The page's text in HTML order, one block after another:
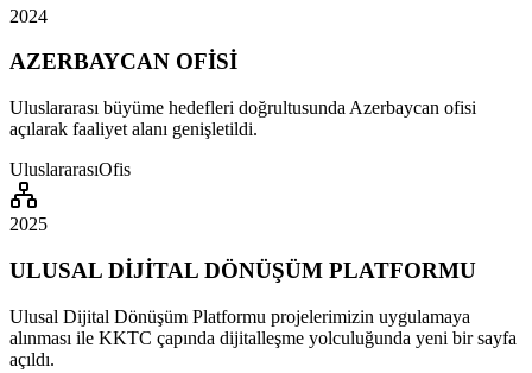
2024
AZERBAYCAN OFİSİ
Uluslararası büyüme hedefleri doğrultusunda Azerbaycan ofisi
açılarak faaliyet alanı genişletildi.
UluslararasıOfis
2025
ULUSAL DİJİTAL DÖNÜŞÜM PLATFORMU
Ulusal Dijital Dönüşüm Platformu projelerimizin uygulamaya
alınması ile KKTC çapında dijitalleşme yolculuğunda yeni bir sayfa
açıldı.